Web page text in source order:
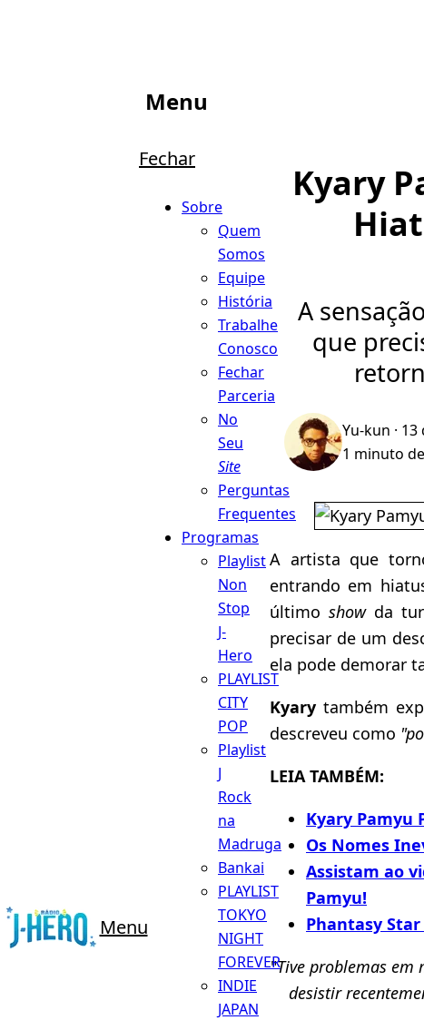
Menu
Menu
Fechar
Sobre
Quem
Somos
Equipe
História
Trabalhe
Conosco
Fechar
Parceria
No
Seu
Site
Perguntas
Frequentes
Programas
Playlist
Non
Stop
J-
Hero
PLAYLIST
CITY
POP
Playlist
J
Rock
na
Madruga
Bankai
PLAYLIST
TOKYO
NIGHT
FOREVER
INDIE
JAPAN
Kyary
A
que
Yu-kun ·
1 minuto
A artista que
entrando em
último showda
precisar de um
ela pode demorar
Kyary também
descreveu como
LEIA TAMBÉM:
Kyary Pamyu
Os Nomes
Assistam ao
Pamyu!
Phantasy
"Tive problemas em
desistir